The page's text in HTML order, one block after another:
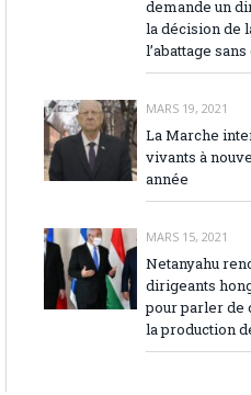
demande un
la décision de
l’abattage
MARS 19, 2021
La Marche
vivants à
année
MARS 15, 2021
Netanyahu
dirigeants
pour parler de
la production